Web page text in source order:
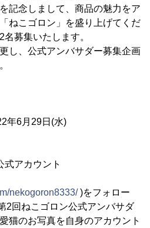
記念しまして、商品の魅力をア
ねこゴロン」を盛り上げてくだ
募集いたします。
し、公式アンバサダー募集企画
年6月29日(水)
式アカウント
nekogoron8333/)をフォロー
2回ねこゴロン公式アンバサダ
猫のお写真を自身のアカウント